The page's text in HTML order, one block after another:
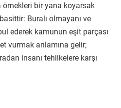
bir yana koyarsak
Buralı olmayanı ve
ederek kamunun eşit parçası
vurmak anlamına gelir;
insanı tehlikelere karşı